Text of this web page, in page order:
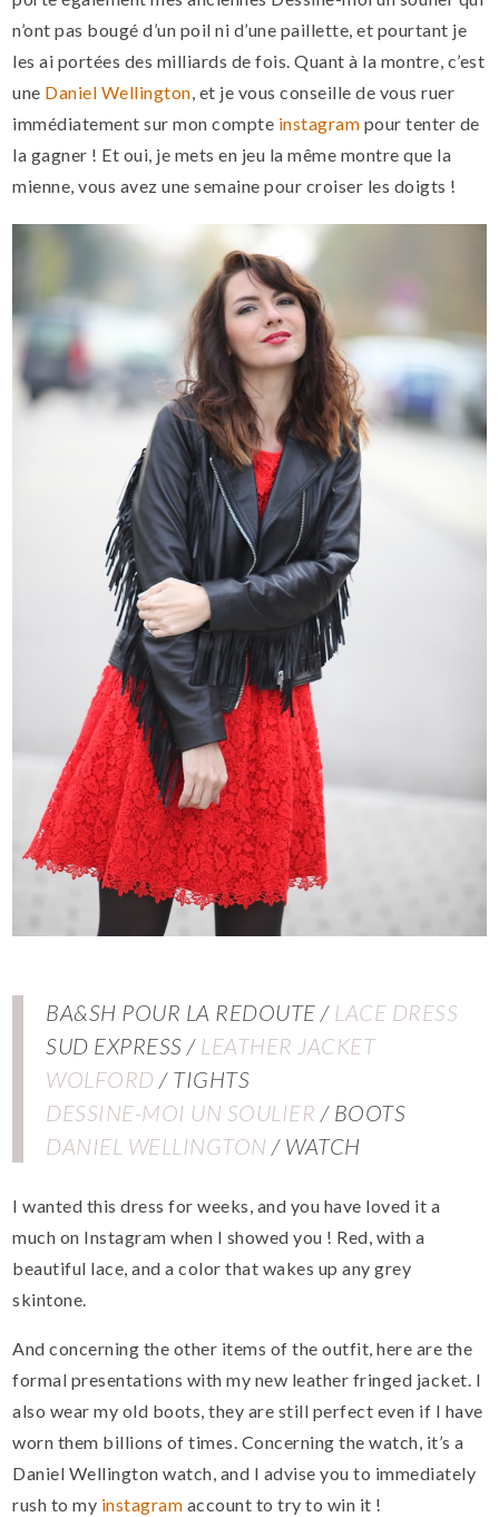
n’ont pas bougé d’un poil ni d’une paillette, et pourtant je
les ai portées des milliards de fois. Quant à la montre, c’est
une Daniel Wellington, et je vous conseille de vous ruer
immédiatement sur mon compte instagram pour tenter de
la gagner ! Et oui, je mets en jeu la même montre que la
mienne, vous avez une semaine pour croiser les doigts !
BA&SH POUR LA REDOUTE / LACE DRESS
SUD EXPRESS / LEATHER JACKET
WOLFORD / TIGHTS
DESSINE-MOI UN SOULIER / BOOTS
DANIEL WELLINGTON / WATCH
I wanted this dress for weeks, and you have loved it a
much on Instagram when I showed you ! Red, with a
beautiful lace, and a color that wakes up any grey
skintone.
And concerning the other items of the outfit,here are the
formal presentations with my new leather fringed jacket. I
also wear my old boots, they are still perfect even if I have
worn them billions of times. Concerningthe watch, it’s a
Daniel Wellington watch, and I advise you to immediately
rush to my instagram account to try to win it !